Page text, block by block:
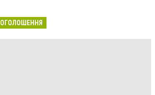
ОГОЛОШЕННЯ